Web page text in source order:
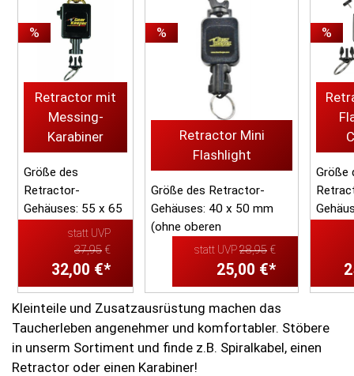
%
Retractor mit
Messing-
Karabiner
Größe des
Retractor-
Gehäuses: 55 x 65
mm (ohne oberen
Befestigungsbügel)
Leinenlänge: 81 c...
statt UVP
37,95 €
32,00 €*
%
Retractor Mini
Flashlight
Größe des Retractor-
Gehäuses: 40 x 50 mm
(ohne oberen
Befestigungsbügel/Karabiner)
statt UVP28,95 €
25,00 €*
%
Größe
Kleinteile und Zusatzausrüstung machen das
Taucherleben angenehmer und komfortabler. Stöbere
in unserm Sortiment und finde z.B. Spiralkabel, einen
Retractor oder einen Karabiner!